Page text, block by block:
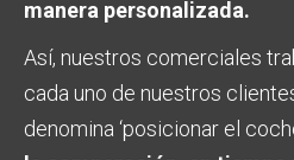
manera personalizada.
Así, nuestros comerciales
cada uno de nuestros
denomina ‘posicionar el